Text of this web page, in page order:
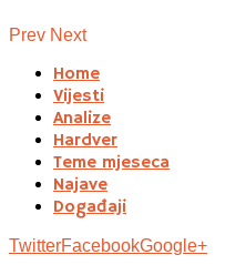
Prev Next
Home
Vijesti
Analize
Hardver
Teme mjeseca
Najave
Događaji
TwitterFacebookGoogle+